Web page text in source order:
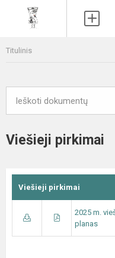
Titulinis
Viešieji pirkimai
Viešieji pirkimai
2025 m.
planas